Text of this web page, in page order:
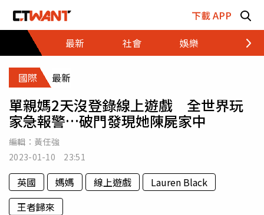
下載 APP
最新
社會 娛樂 財經
國際 最新
單親媽2天沒登錄線上遊戲 全世界玩
家急報警…破門發現她陳屍家中
編輯： 黃任強
2023-01-10 23:51
英國 媽媽 線上遊戲
Lauren Black
王者歸來